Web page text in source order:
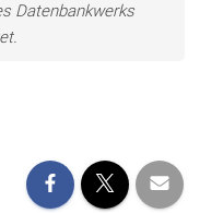
Datenbankwerks